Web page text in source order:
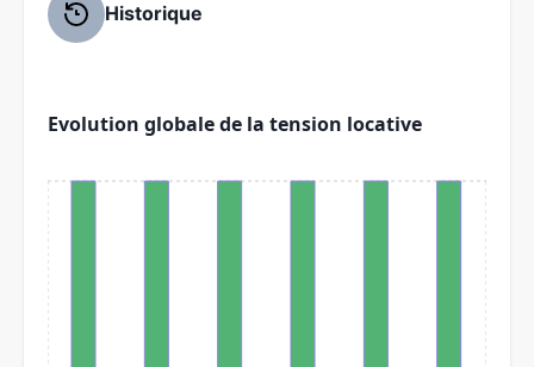
Historique
Evolution globale de la tension locative